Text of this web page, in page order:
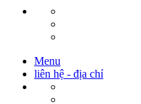
Menu
liên hệ - địa chỉ